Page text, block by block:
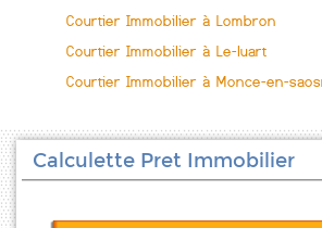
Courtier Immobilier à Lombron
Courtier Immobilier à Le-luart
Courtier Immobilier à Monce-en-
Calculette Pret Immobilier